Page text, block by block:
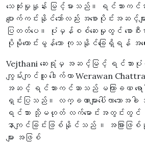
သေဆုံးမှုနှုန်း မြင့်မားသည်။ ရင်သားက
ပျောက်ကင်းနိုင်သော်လည်း အစောပိုင်းအဆင့်မ
ပြတတ်ပေ။ ပုံမှန်စစ်ဆေးမှုတွင် စော
ပိုမိုကောင်းမွန်သော ကုသနိုင်ခြေရှိရန် အရေ
Vejthani ဆေးရုံမှ အဆင့်မြင့် ရင်သားပုံ
ကျွမ်းကျင်သူ ဒေါက်တာ Werawan
အဆင့် ရင်သားကင်ဆာသည် မကြာခဏ ရောဂ
ရှင်းပြသည်။ လက္ခဏာများပေါ်လာသောအခါ
ရင်သား သို့မဟုတ် လက်မောင်းအတွင်းတွင် အ
နာကျင်ခြင်းဖြစ်နိုင်သည် ။ အခြားဖြစ်
များ အဖြစ်